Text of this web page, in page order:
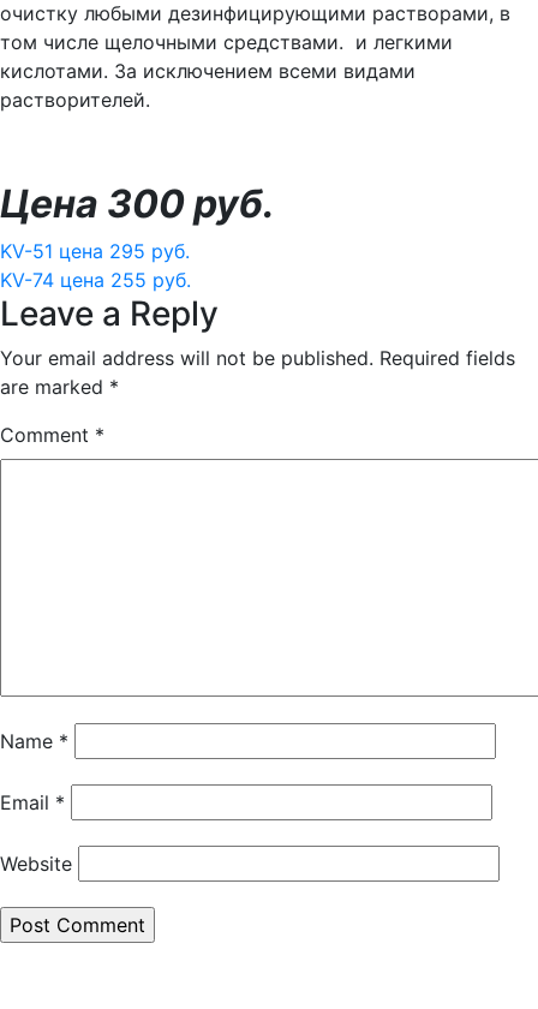
очистку любыми дезинфицирующими растворами, в
том числе щелочными средствами. и легкими
кислотами. За исключением всеми видами
растворителей.
Цена 300 руб.
Post
navigation
KV-51 цена 295 руб.
KV-74 цена 255 руб.
Leave a Reply
Your email address will not be published. Required fields
are marked *
Comment *
Name *
Email *
Website